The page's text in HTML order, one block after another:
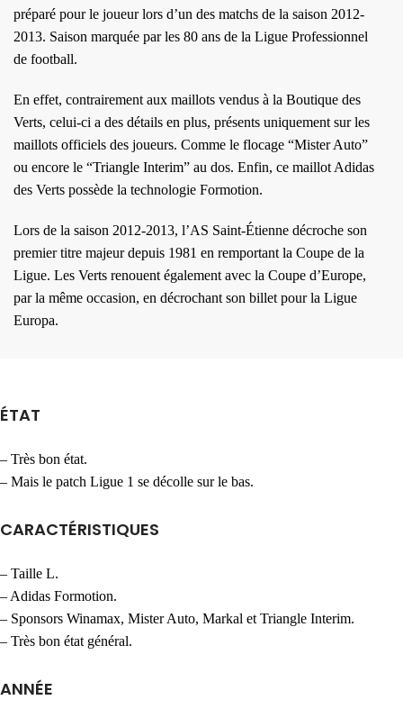
préparé pour le joueur lors d’un des matchs de la saison 2012-
2013. Saison marquée par les 80 ans de la Ligue Professionnel
de football.
En effet, contrairement aux maillots vendus à la Boutique des
Verts, celui-ci a des détails en plus, présents uniquement sur les
maillots officiels des joueurs. Comme le flocage “Mister Auto”
ou encore le “Triangle Interim” au dos. Enfin, ce maillot Adidas
des Verts possède la technologie Formotion.
Lors de la saison 2012-2013, l’AS Saint-Étienne décroche son
premier titre majeur depuis 1981 en remportant la Coupe de la
Ligue. Les Verts renouent également avec la Coupe d’Europe,
par la même occasion, en décrochant son billet pour la Ligue
Europa.
ÉTAT
– Très bon état.
– Mais le patch Ligue 1 se décolle sur le bas.
CARACTÉRISTIQUES
– Taille L.
– Adidas Formotion.
– Sponsors Winamax, Mister Auto, Markal et Triangle Interim.
– Très bon état général.
ANNÉE